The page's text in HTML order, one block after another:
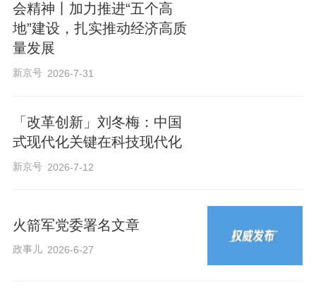
会精神丨加力推进“五个高
地”建设，扎实推动经济高质
量发展
新京号 2026-7-31
「改革创新」刘冬梅：中国
式现代化关键在科技现代化
新京号 2026-7-12
火箭军党委署名文章
政事儿 2026-6-27